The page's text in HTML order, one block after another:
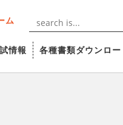
ム
情報 各種書類ダウンロー